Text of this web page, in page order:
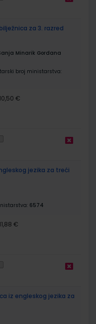
bilježnica za 3. razred
Minarik Gordana
broj ministarstva:
10,50 €
jezika za treći
6574
11,88 €
iz engleskog jezika za